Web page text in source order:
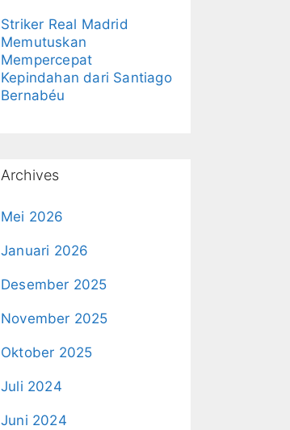
Striker Real Madrid
Memutuskan
Mempercepat
Kepindahan dari Santiago
Bernabéu
Archives
Mei 2026
Januari 2026
Desember 2025
November 2025
Oktober 2025
Juli 2024
Juni 2024